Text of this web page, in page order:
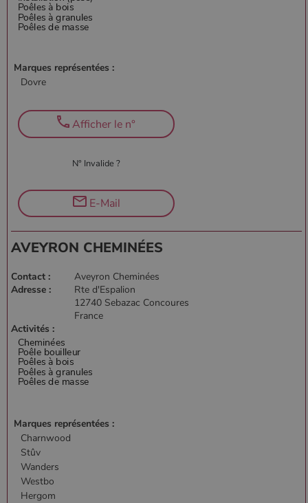
Marques représentées :
Dovre
N° Invalide ?
Afficher le n°
E-Mail
AVEYRON CHEMINÉES
Contact :
Aveyron Cheminées
Adresse :
Rte d'Espalion
12740 Sebazac Concoures
France
Activités :
Marques représentées :
Charnwood
Stûv
Wanders
Westbo
Hergom